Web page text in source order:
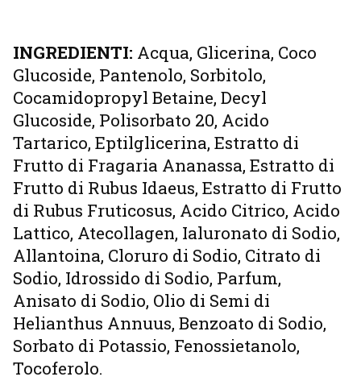
INGREDIENTI: Acqua, Glicerina, Coco
Glucoside, Pantenolo, Sorbitolo,
Cocamidopropyl Betaine, Decyl
Glucoside, Polisorbato 20, Acido
Tartarico, Eptilglicerina, Estratto di
Frutto di Fragaria Ananassa, Estratto di
Frutto di Rubus Idaeus, Estratto di Frutto
di Rubus Fruticosus, Acido Citrico, Acido
Lattico, Atecollagen, Ialuronato di Sodio,
Allantoina, Cloruro di Sodio, Citrato di
Sodio, Idrossido di Sodio, Parfum,
Anisato di Sodio, Olio di Semi di
Helianthus Annuus, Benzoato di Sodio,
Sorbato di Potassio, Fenossietanolo,
Tocoferolo.